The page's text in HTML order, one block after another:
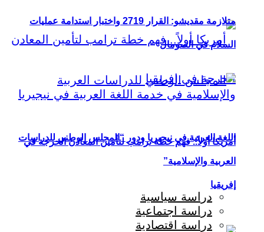
أمريكا أولاً.. فهم خطة ترامب لتأمين المعادن الحرجة في
إفريقيا
متلازمة مقديشو: القرار 2719 واختبار استدامة عمليات
السلام في الصومال
اللغة العربية في نيجيريا ودور “المجلس الوطني للدراسات
العربية والإسلامية”
دراسة سياسية
دراسة اجتماعية
دراسة اقتصادية